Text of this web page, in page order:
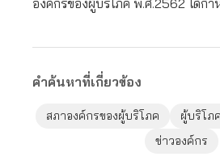
องค์กรของผู้บริโภค พ.ศ.2562 ได้กำ
คำค้นหาที่เกี่ยวข้อง
สภาองค์กรของผู้บริโภค ผู้บริโภค
ข่าวองค์กร